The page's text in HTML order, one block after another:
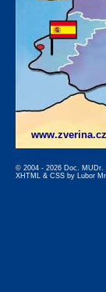
www.zverina.cz
© 2004 - 2026 Doc. MUDr.
XHTML & CSS by Lubor